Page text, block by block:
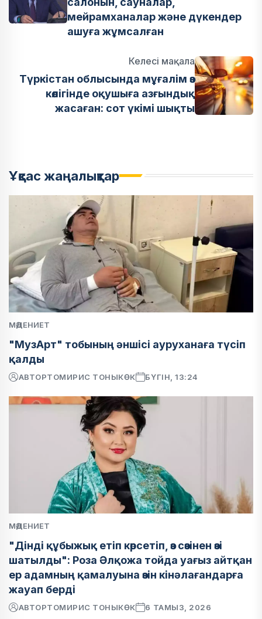
мейрамханалар және дүкендер
ашуға жұмсалған
Келесі мақала
Түркістан облысында мұғалім өз
көлігінде оқушыға азғындық
жасаған: сот үкімі шықты
Ұқсас жаңалықтар
МӘДЕНИЕТ
"МузАрт" тобының әншісі ауруханаға түсіп
қалды
АВТОРТОМИРИС ТОНЫКӨК БҮГІН, 13:24
МӘДЕНИЕТ
"Дінді құбыжық етіп көрсетіп, өз сөзінен өзі
шатылды": Роза Әлқожа тойда уағыз айтқан
ер адамның қамалуына өзін кінәлағандарға
жауап берді
АВТОРТОМИРИС ТОНЫКӨК 6 ТАМЫЗ, 2026